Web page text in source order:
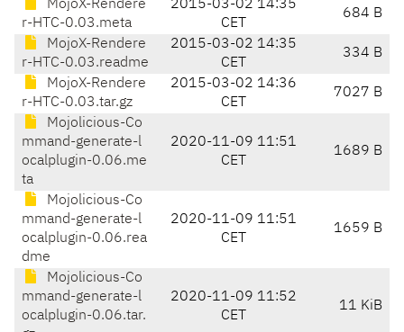
MojoX-Rendere
r-HTC-0.03.meta
2015-03-02 14:35
CET
684 B
MojoX-Rendere
r-HTC-0.03.readme
2015-03-02 14:35
CET
334 B
MojoX-Rendere
r-HTC-0.03.tar.gz
2015-03-02 14:36
CET
7027 B
Mojolicious-Co
mmand-generate-l
ocalplugin-0.06.me
ta
2020-11-09 11:51
CET
1689 B
Mojolicious-Co
mmand-generate-l
ocalplugin-0.06.rea
dme
2020-11-09 11:51
CET
1659 B
Mojolicious-Co
mmand-generate-l
ocalplugin-0.06.tar.
2020-11-09 11:52
CET
11 KiB